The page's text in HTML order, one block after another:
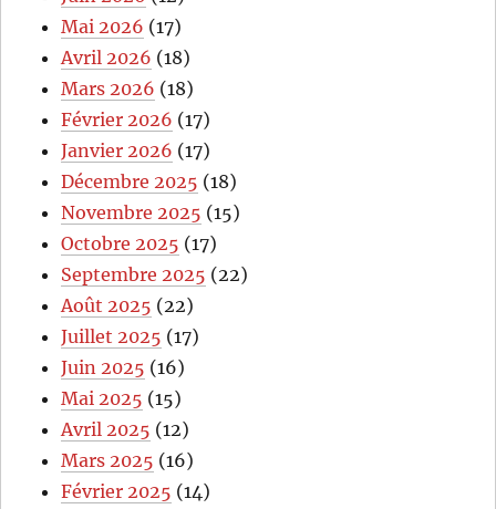
Mai 2026 (17)
Avril 2026 (18)
Mars 2026 (18)
Février 2026 (17)
Janvier 2026 (17)
Décembre 2025 (18)
Novembre 2025 (15)
Octobre 2025 (17)
Septembre 2025 (22)
Août 2025 (22)
Juillet 2025 (17)
Juin 2025 (16)
Mai 2025 (15)
Avril 2025 (12)
Mars 2025 (16)
Février 2025 (14)